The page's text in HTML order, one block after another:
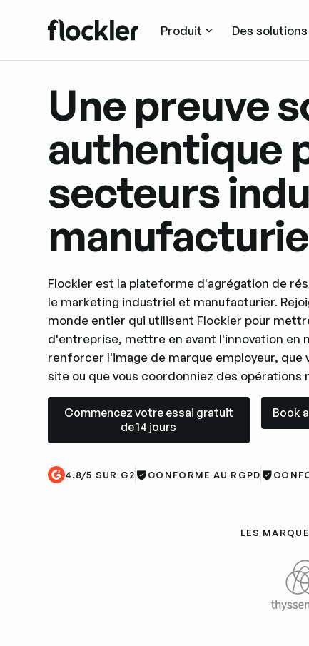
Produit Des solutions
Une preuve
authentique
secteurs
Flockler est la plateforme d'agrégation de
le marketing industriel et manufacturier.
monde entier qui utilisent Flockler pour
d'entreprise, mettre en avant l'innovation en
renforcer l'image de marque employeur, que
site ou que vous coordonniez des opérations
Commencez votre essai gratuit
de 14 jours
Book
4.8/5 SUR G2 CONFORME AU RGPD
LES